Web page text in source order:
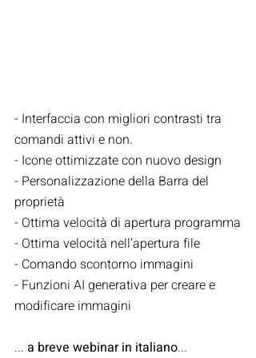
- Interfaccia con migliori contrasti tra
comandi attivi e non.
- Icone ottimizzate con nuovo design
- Personalizzazione della Barra del
proprietà
- Ottima velocità di apertura programma
- Ottima velocità nell’apertura file
- Comando scontorno immagini
- Funzioni AI generativa per creare e
modificare immagini
... a breve webinar in italiano...